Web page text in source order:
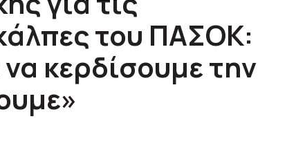
του ΠΑΣΟΚ:
κερδίσουμε την